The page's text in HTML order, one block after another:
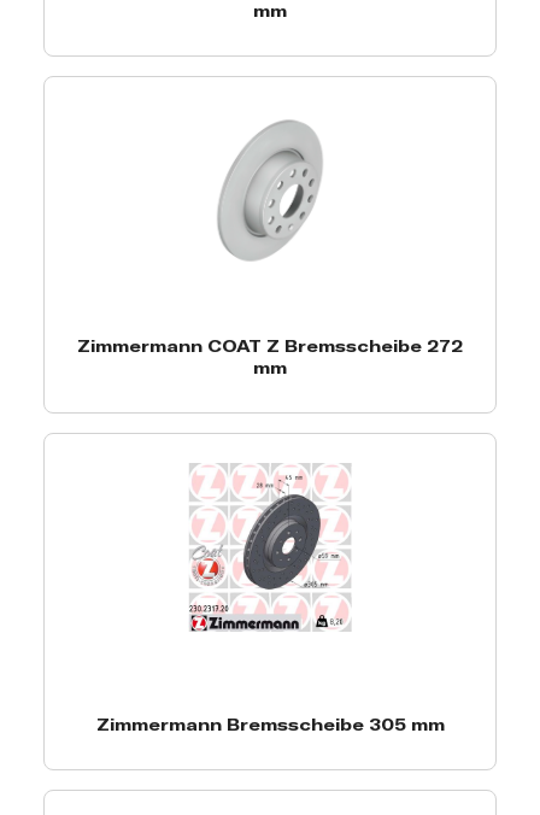
mm
Zimmermann COAT Z Bremsscheibe 272
mm
Zimmermann Bremsscheibe 305 mm